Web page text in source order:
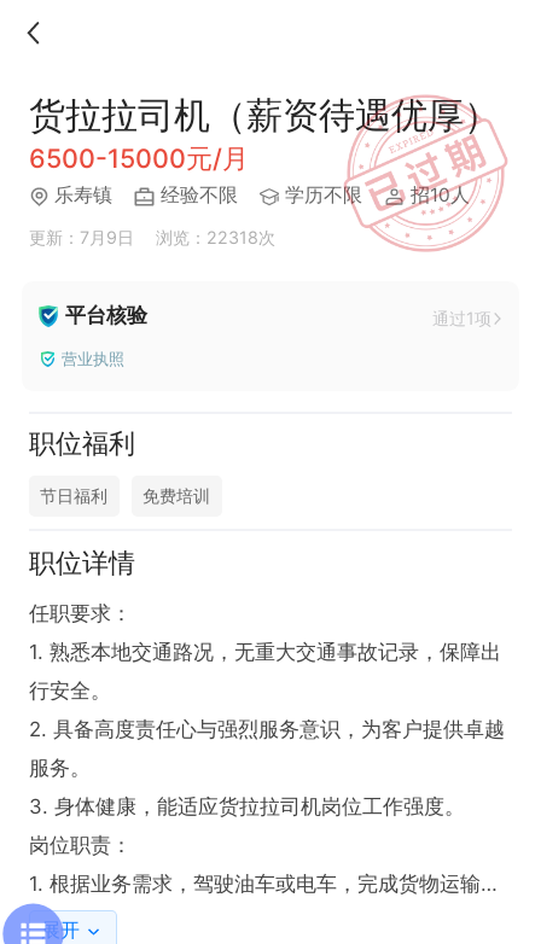
货拉拉司机（薪资待遇优厚）
6500-15000元/月
乐寿镇 经验不限 学历不限 招10人
更新：7月9日 浏览：22318次
平台核验 通过1项
营业执照
职位福利
节日福利 免费培训
职位详情
任职要求：
1. 熟悉本地交通路况，无重大交通事故记录，保障出
行安全。
2. 具备高度责任心与强烈服务意识，为客户提供卓越
服务。
3. 身体健康，能适应货拉拉司机岗位工作强度。
岗位职责：
1. 根据业务需求，驾驶油车或电车，完成货物运输任
务。
展开